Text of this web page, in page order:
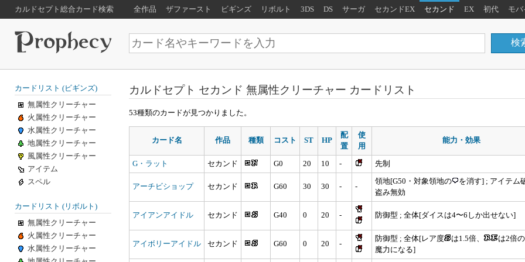
カルドセプト総合カード検索 全作品 ザファースト ビギンズ リボルト 3DS DS サーガ セカンドEX セカンド EX 初代 モバ
カルドセプト セカンド 無属性クリーチャー カードリスト
53種類のカードが見つかりました。
カード名 作品 種類 コスト ST HP
配
置
使
用
能力・効果
G・ラット セカンド G0 20 10 - 先制
アーチビショップ セカンド G60 30 30 - -
領地[G50・対象領地の
を消す] ; アイテム
盗み無効
アイアンアイドル セカンド G40 0 20 - 防御型 ; 全体[ダイスは4〜6しか出せない]
アイボリーアイドル セカンド G60 0 20 -
防御型 ; 全体[レア度 は1.5倍、
は2倍
魔力になる]
カードリスト (ビギンズ)
無属性クリーチャー
火属性クリーチャー
水属性クリーチャー
地属性クリーチャー
風属性クリーチャー
アイテム
スペル
カードリスト (リボルト)
無属性クリーチャー
火属性クリーチャー
水属性クリーチャー